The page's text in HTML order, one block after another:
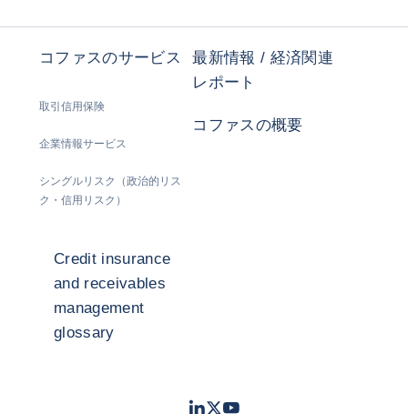
コファスのサービス
取引信用保険
企業情報サービス
シングルリスク（政治的リス
ク・信用リスク）
最新情報 / 経済関連
レポート
コファスの概要
Credit insurance
and receivables
management
glossary
LinkedIn
TwitterYoutube